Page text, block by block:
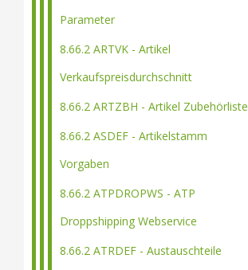
Parameter
8.66.2 ARTVK - Artikel
Verkaufspreisdurchschnitt
8.66.2 ARTZBH - Artikel Zubehörliste
8.66.2 ASDEF - Artikelstamm
Vorgaben
8.66.2 ATPDROPWS - ATP
Droppshipping Webservice
8.66.2 ATRDEF - Austauschteile